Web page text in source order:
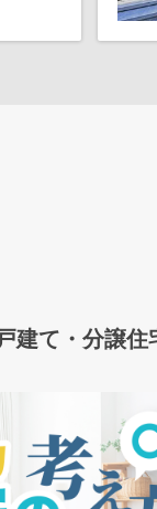
建て・分譲住